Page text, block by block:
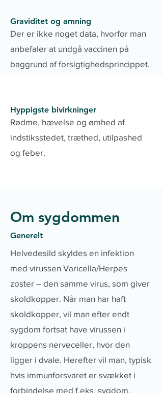
Graviditet og amning
Der er ikke noget data, hvorfor man
anbefaler at undgå vaccinen på
baggrund af forsigtighedsprincippet.
Hyppigste bivirkninger
Rødme, hævelse og ømhed af
indstiksstedet, træthed, utilpashed
og feber.
Om sygdommen
Generelt
Helvedesild skyldes en infektion
med virussen Varicella/Herpes
zoster – den samme virus, som giver
skoldkopper. Når man har haft
skoldkopper, vil man efter endt
sygdom fortsat have virussen i
kroppens nerveceller, hvor den
ligger i dvale. Herefter vil man, typisk
hvis immunforsvaret er svækket i
forbindelse med f.eks. sygdom,